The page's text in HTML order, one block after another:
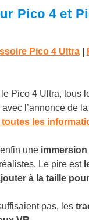
Pico 4 et
Pico 4 Ultra|
Pico 4 Ultra, tous
l’annonce de
les
uneimmersion
Le pire est
à la taille
pas, les